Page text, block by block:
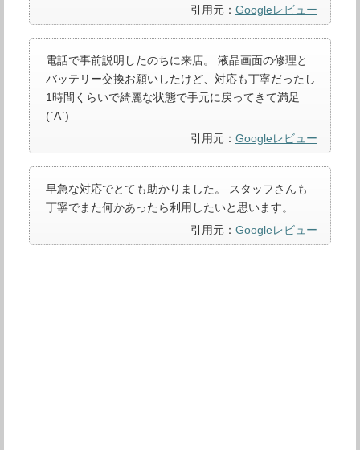
引用元： Googleレビュー
電話で事前説明したのちに来店。 液晶画面の修理と
バッテリー交換お願いしたけど、対応も丁寧だったし
1時間くらいで綺麗な状態で手元に戻ってきて満足
(`A`)
引用元： Googleレビュー
早急な対応でとても助かりました。 スタッフさんも
丁寧でまた何かあったら利用したいと思います。
引用元： Googleレビュー